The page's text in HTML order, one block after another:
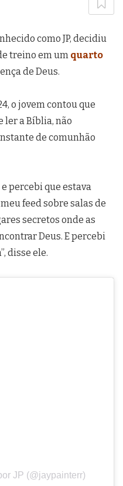
como JP, decidiu
treino em um quarto
de Deus.
o jovem contou que
ler a Bíblia, não
de comunhão
percebi que estava
feed sobre salas de
secretos onde as
Deus. E percebi
disse ele.
JP (@jaypainterr)